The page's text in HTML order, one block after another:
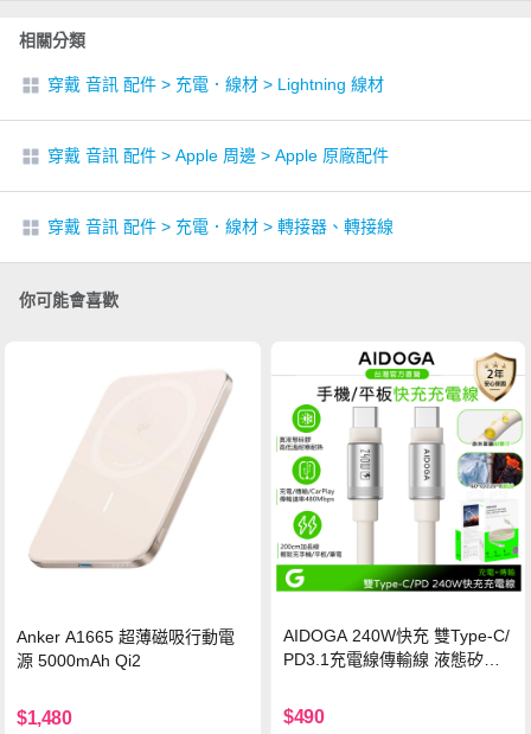
相關分類
穿戴 音訊 配件 > 充電．線材 > Lightning 線材
穿戴 音訊 配件 > Apple 周邊 > Apple 原廠配件
穿戴 音訊 配件 > 充電．線材 > 轉接器、轉接線
你可能會喜歡
Anker A1665 超薄磁吸行動電
源 5000mAh Qi2
$1,480
AIDOGA 240W快充 雙Type-C/
PD3.1充電線傳輸線 液態矽膠
機/平板/筆電
$490